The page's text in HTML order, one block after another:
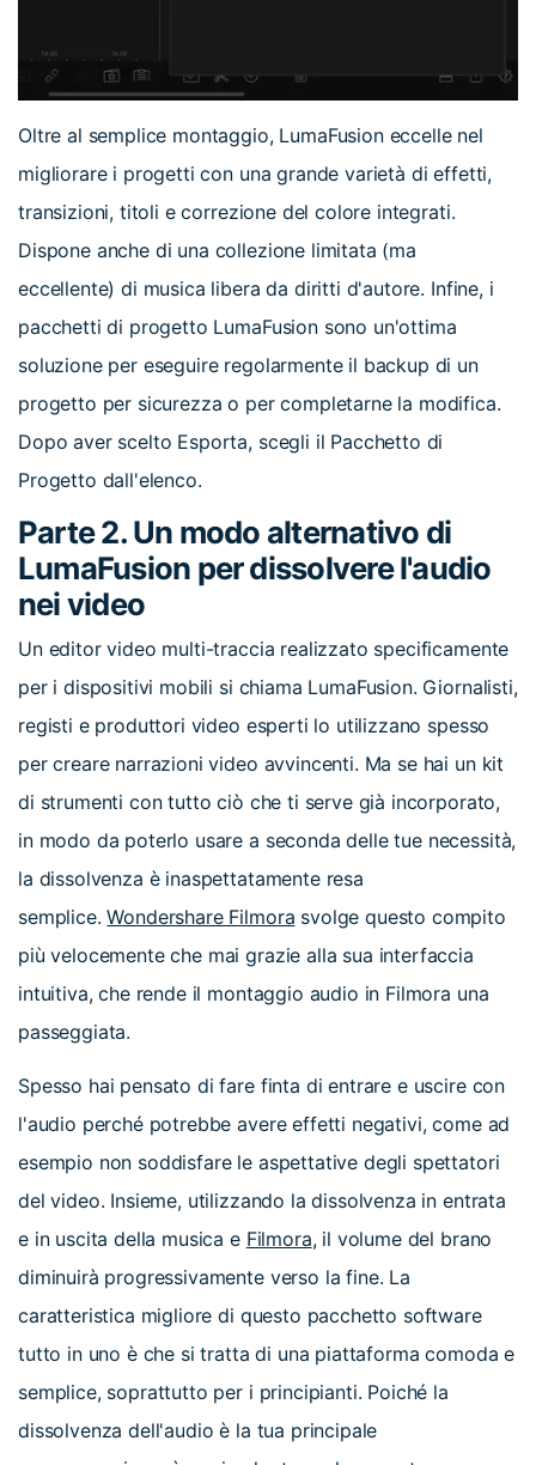
Oltre al semplice montaggio, LumaFusion eccelle nel
migliorare i progetti con una grande varietà di effetti,
transizioni, titoli e correzione del colore integrati.
Dispone anche di una collezione limitata (ma
eccellente) di musica libera da diritti d'autore. Infine, i
pacchetti di progetto LumaFusion sono un'ottima
soluzione per eseguire regolarmente il backup di un
progetto per sicurezza o per completarne la modifica.
Dopo aver scelto Esporta, scegli il Pacchetto di
Progetto dall'elenco.
Parte 2. Un modo alternativo di
LumaFusion per dissolvere l'audio
nei video
Un editor video multi-traccia realizzato specificamente
per i dispositivi mobili si chiama LumaFusion. Giornalisti,
registi e produttori video esperti lo utilizzano spesso
per creare narrazioni video avvincenti. Ma se hai un kit
di strumenti con tutto ciò che ti serve già incorporato,
in modo da poterlo usare a seconda delle tue necessità,
la dissolvenza è inaspettatamente resa
semplice. Wondershare Filmora svolge questo compito
più velocemente che mai grazie alla sua interfaccia
intuitiva, che rende il montaggio audio in Filmora una
passeggiata.
Spesso hai pensato di fare finta di entrare e uscire con
l'audio perché potrebbe avere effetti negativi, come ad
esempio non soddisfare le aspettative degli spettatori
del video. Insieme, utilizzando la dissolvenza in entrata
e in uscita della musica e Filmora, il volume del brano
diminuirà progressivamente verso la fine. La
caratteristica migliore di questo pacchetto software
tutto in uno è che si tratta di una piattaforma comoda e
semplice, soprattutto per i principianti. Poiché la
dissolvenza dell'audio è la tua principale